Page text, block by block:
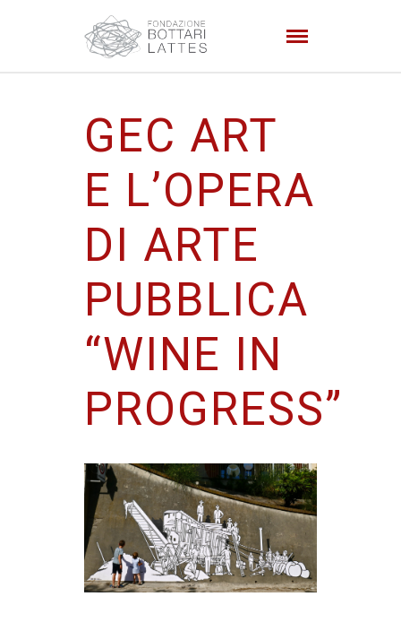
GEC ART
E L’OPERA
DI ARTE
PUBBLICA
“WINE IN
PROGRESS”